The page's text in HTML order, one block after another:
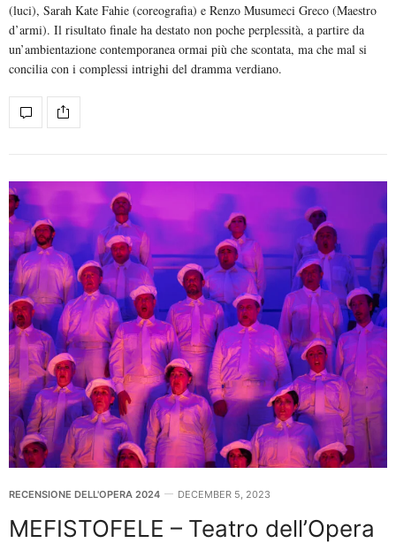
(luci), Sarah Kate Fahie (coreografia) e Renzo Musumeci Greco (Maestro
d’armi). Il risultato finale ha destato non poche perplessità, a partire da
un’ambientazione contemporanea ormai più che scontata, ma che mal si
concilia con i complessi intrighi del dramma verdiano.
RECENSIONE DELL'OPERA 2024 DECEMBER 5, 2023
MEFISTOFELE – Teatro dell’Opera